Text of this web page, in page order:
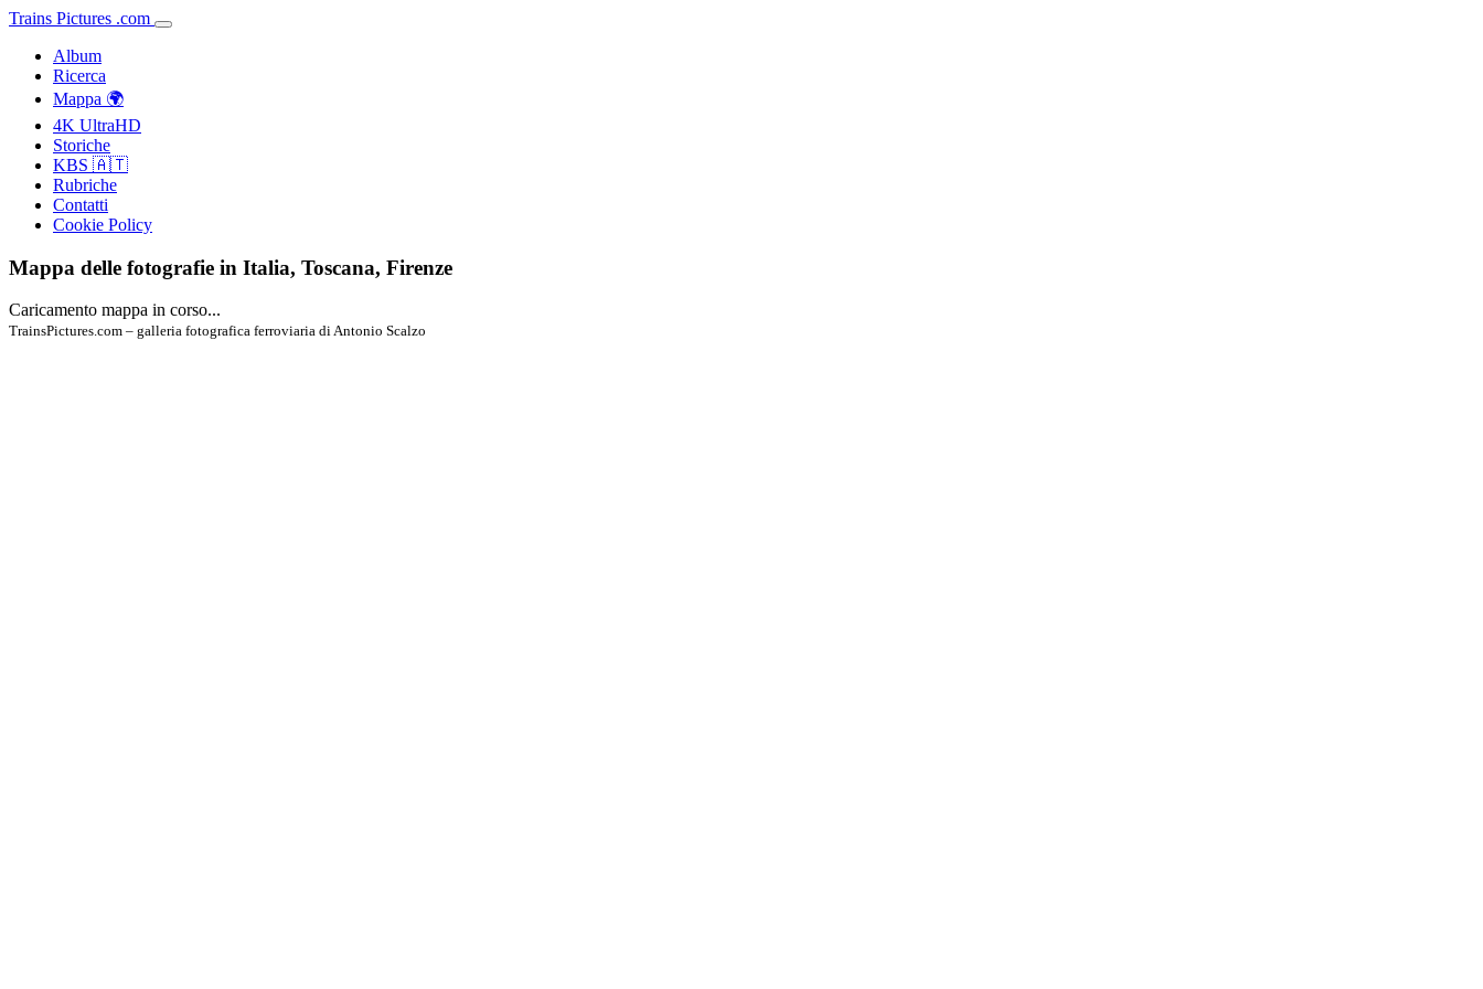
Trains Pictures .com
Album
Ricerca
Mappa 🌍
4K UltraHD
Storiche
KBS 🇦🇹
Rubriche
Contatti
Cookie Policy
Mappa delle fotografie in Italia, Toscana, Firenze
Caricamento mappa in corso...
TrainsPictures.com – galleria fotografica ferroviaria di Antonio Scalzo